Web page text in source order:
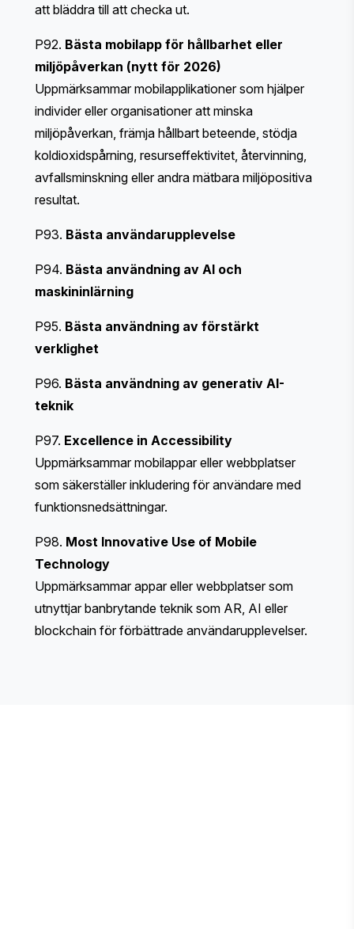
att bläddra till att checka ut.
P92. Bästa mobilapp för hållbarhet eller
miljöpåverkan (nytt för 2026)
Uppmärksammar mobilapplikationer som hjälper
individer eller organisationer att minska
miljöpåverkan, främja hållbart beteende, stödja
koldioxidspårning, resurseffektivitet, återvinning,
avfallsminskning eller andra mätbara miljöpositiva
resultat.
P93. Bästa användarupplevelse
P94. Bästa användning av AI och
maskininlärning
P95. Bästa användning av förstärkt
verklighet
P96. Bästa användning av generativ AI-
teknik
P97. Excellence in Accessibility
Uppmärksammar mobilappar eller webbplatser
som säkerställer inkludering för användare med
funktionsnedsättningar.
P98. Most Innovative Use of Mobile
Technology
Uppmärksammar appar eller webbplatser som
utnyttjar banbrytande teknik som AR, AI eller
blockchain för förbättrade användarupplevelser.